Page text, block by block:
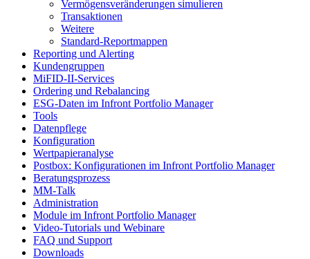
Vermögensveränderungen simulieren
Transaktionen
Weitere
Standard-Reportmappen
Reporting und Alerting
Kundengruppen
MiFID-II-Services
Ordering und Rebalancing
ESG-Daten im Infront Portfolio Manager
Tools
Datenpflege
Konfiguration
Wertpapieranalyse
Postbox: Konfigurationen im Infront Portfolio Manager
Beratungsprozess
MM-Talk
Administration
Module im Infront Portfolio Manager
Video-Tutorials und Webinare
FAQ und Support
Downloads